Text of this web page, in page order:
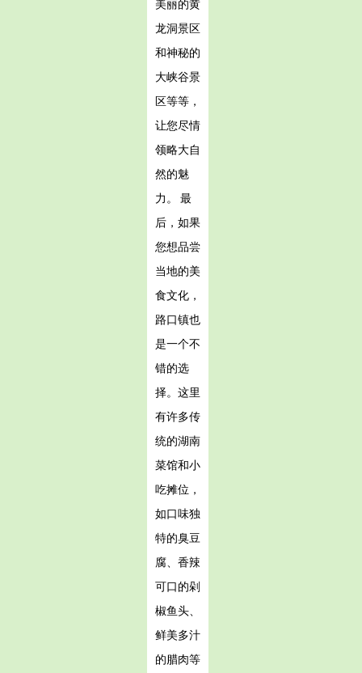
美丽的黄
龙洞景区
和神秘的
大峡谷景
区等等，
让您尽情
领略大自
然的魅
力。 最
后，如果
您想品尝
当地的美
食文化，
路口镇也
是一个不
错的选
择。这里
有许多传
统的湖南
菜馆和小
吃摊位，
如口味独
特的臭豆
腐、香辣
可口的剁
椒鱼头、
鲜美多汁
的腊肉等